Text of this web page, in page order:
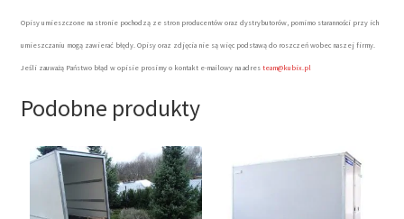
Opisy umieszczone na stronie pochodzą ze stron producentów oraz dystrybutorów, pomimo staranności przy ich
umieszczaniu mogą zawierać błędy. Opisy oraz zdjęcia nie są więc podstawą do roszczeń wobec naszej firmy.
Jeśli zauważą Państwo błąd w opisie prosimy o kontakt e-mailowy na adres team@kubix.pl
Podobne produkty